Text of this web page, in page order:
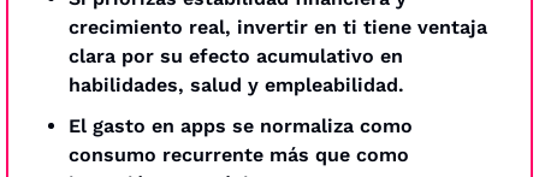
crecimiento real, invertir en ti tiene ventaja
clara por su efecto acumulativo en
habilidades, salud y empleabilidad.
El gasto en apps se normaliza como
consumo recurrente más que como